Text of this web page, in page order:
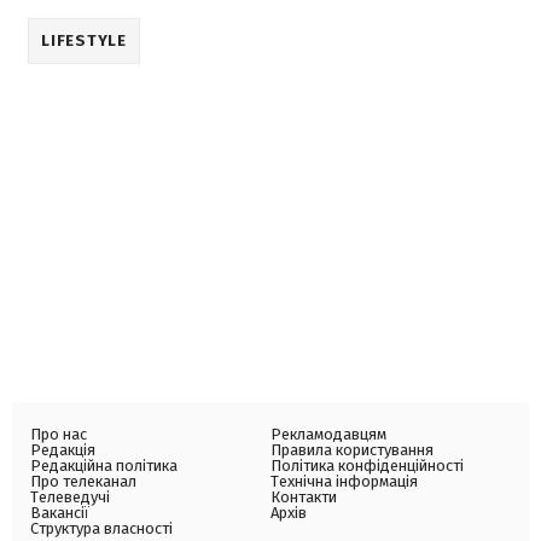
LIFESTYLE
Про нас
Редакція
Редакційна політика
Про телеканал
Телеведучі
Вакансії
Структура власності
Рекламодавцям
Правила користування
Політика конфіденційності
Технічна інформація
Контакти
Архів